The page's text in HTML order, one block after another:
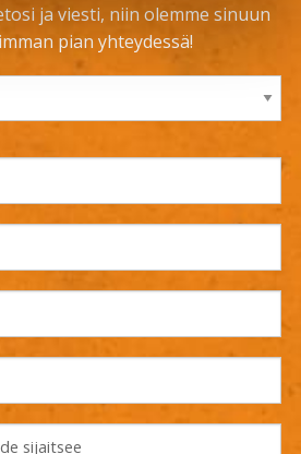
ja viesti, niin olemme sinuun
pian yhteydessä!